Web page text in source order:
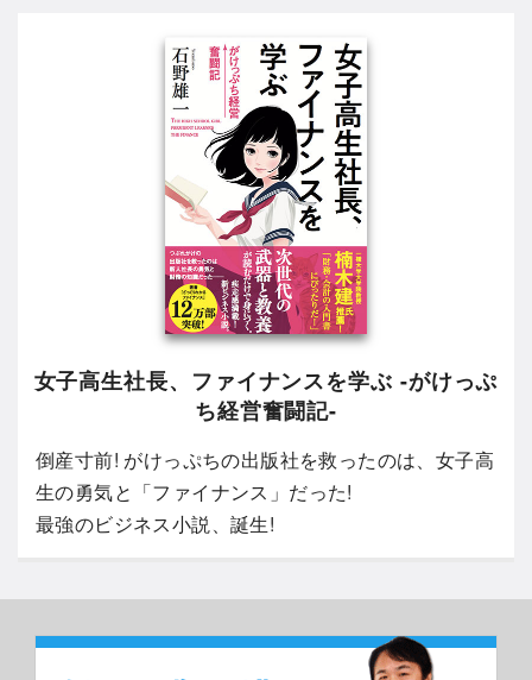
女子高生社長、ファイナンスを学ぶ -がけっぷ
ち経営奮闘記-
倒産寸前! がけっぷちの出版社を救ったのは、女子高
生の勇気と「ファイナンス」だった!
最強のビジネス小説、誕生!